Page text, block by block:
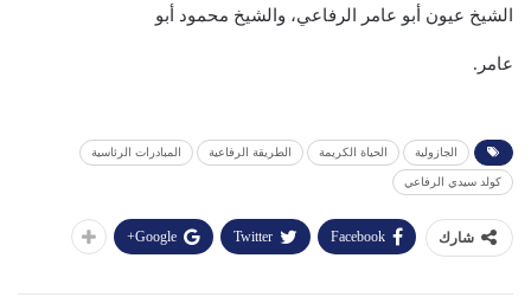
الشيخ عيون أبو عامر الرفاعي، والشيخ محمود أبو
عامر.
الجازولية الحياة الكريمة الطريقة الرفاعية المبادرات الرئاسية
كولد سيدي الرفاعي
شارك Facebook
Twitter
Google+